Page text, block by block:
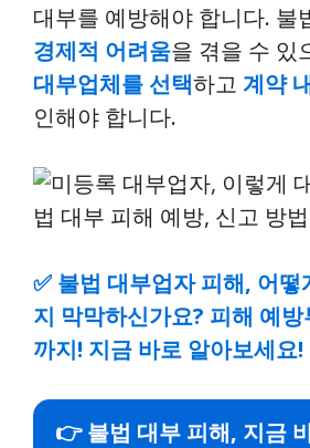
대부를 예방해야 합니다. 불
경제적 어려움을 겪을 수 있
대부업체를 선택하고 계약
인해야 합니다.
✅ 불법 대부업자 피해, 어떻
지 막막하신가요? 피해 예
까지! 지금 바로 알아보세요!
👉 불법 대부 피해, 지금